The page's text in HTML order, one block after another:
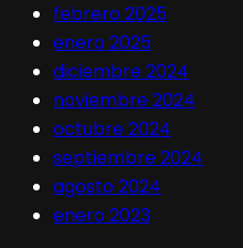
febrero 2025
enero 2025
diciembre 2024
noviembre 2024
octubre 2024
septiembre 2024
agosto 2024
enero 2023